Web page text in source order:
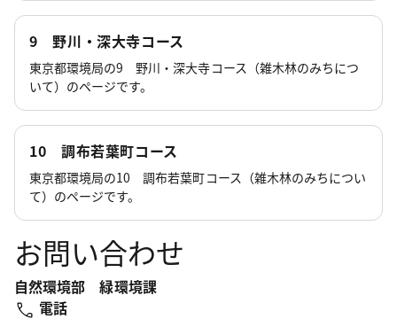
9 野川・深大寺コース
東京都環境局の9 野川・深大寺コース（雑木林のみちにつ
いて）のページです。
10 調布若葉町コース
東京都環境局の10 調布若葉町コース（雑木林のみちについ
て）のページです。
お問い合わせ
自然環境部 緑環境課
電話